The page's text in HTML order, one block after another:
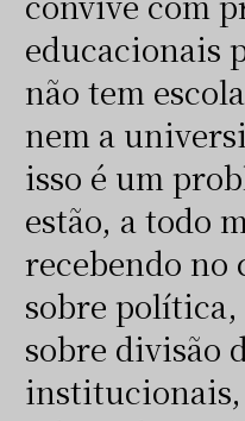
educacionais
não tem
nem a
isso é um
estão, a todo
recebendo no
sobre
sobre divisão